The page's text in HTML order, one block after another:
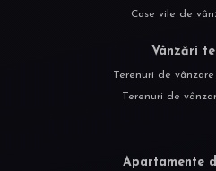
Case vile de
Vânzări
Terenuri de
Terenuri de
Apartamente